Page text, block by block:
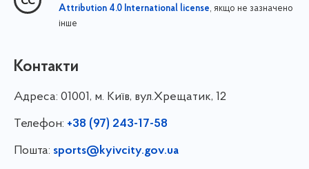
Attribution 4.0 International license, якщо не зазначено
інше
Контакти
Адреса: 01001, м. Київ, вул.Хрещатик, 12
Телефон: +38 (97) 243-17-58
Пошта: sports@kyivcity.gov.ua